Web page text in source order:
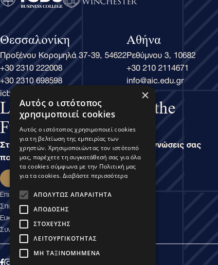
Θεσσαλονίκη
Προξένου Κορομηλά 37-39, 54622
+30 2310 222008
+30 2310 698598
icbs@icbs.gr
Αθήνα
Ρεθύμνου 3, 10682
+30 210 2114671
info@aic.edu.gr
Learn Business, Lead the
Future
Στην άσκηση του Μάνατζμεντ, είναι οι γνώσεις σας
που καθορίζουν τις δυνατότητές σας.
Εκδήλωση ενδιαφέροντος
Επικοινωνία
Σπουδαστικές Υπηρεσίες
Ευκαιρίες Καριέρας
Συνεργασίες Εμπιστοσύνης
×
Αυτός ο ιστότοπος
χρησιμοποιεί cookies
Αυτός ο ιστότοπος χρησιμοποιεί cookies
για τη βελτίωση της εμπειρίας των
χρηστών. Χρησιμοποιώντας τον ιστότοπό
μας, παρέχετε τη συγκατάθεσή σας για όλα
τα cookies σύμφωνα με την Πολιτική μας
για τα cookies. Διαβάστε περισσότερα
ΑΠΟΛΎΤΩΣ ΑΠΑΡΑΊΤΗΤΑ
ΑΠΌΔΟΣΗΣ
ΣΤΌΧΕΥΣΗΣ
ΛΕΙΤΟΥΡΓΙΚΌΤΗΤΑΣ
ΜΗ ΤΑΞΙΝΟΜΗΜΈΝΑ